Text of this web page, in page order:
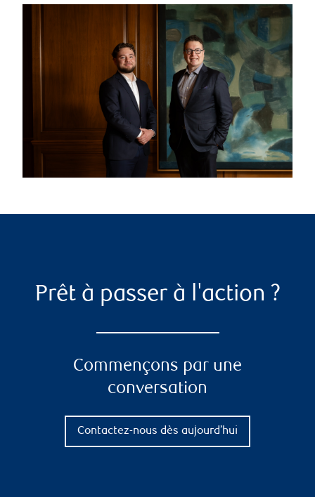
Prêt à passer à l'action ?
Commençons par une
conversation
Contactez-nous dès aujourd’hui